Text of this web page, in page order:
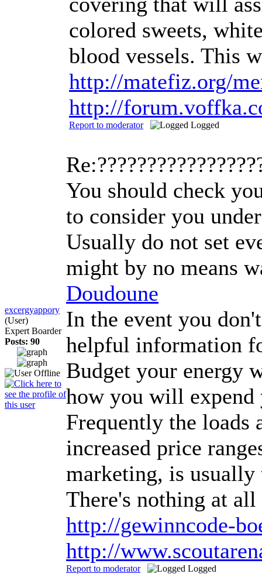
colored sweets,
blood vessels. This
http://matefiz.org/
http://
Report to moderator Logged
excergyappory
(User)
Expert Boarder
Posts: 90
You should check
to consider you
Usually do not set
might by no means
Doudoune
In the event you
helpful information
Budget your energy
how you will expend
Frequently the
increased price
marketing, is usually
There's nothing at
http://gewinncode-
http://
Report to moderator Logged